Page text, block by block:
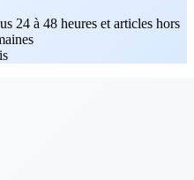
24 à 48 heures et articles hors